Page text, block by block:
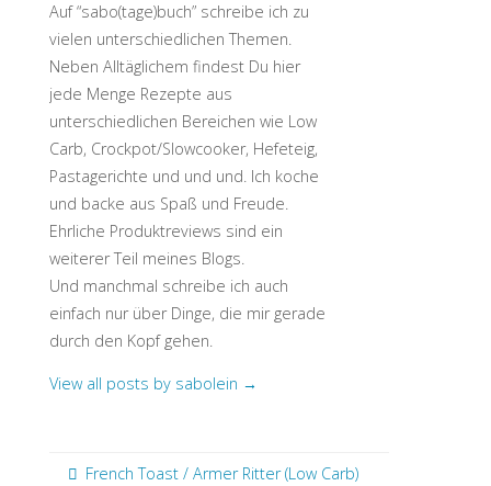
Auf “sabo(tage)buch” schreibe ich zu
vielen unterschiedlichen Themen.
Neben Alltäglichem findest Du hier
jede Menge Rezepte aus
unterschiedlichen Bereichen wie Low
Carb, Crockpot/Slowcooker, Hefeteig,
Pastagerichte und und und. Ich koche
und backe aus Spaß und Freude.
Ehrliche Produktreviews sind ein
weiterer Teil meines Blogs.
Und manchmal schreibe ich auch
einfach nur über Dinge, die mir gerade
durch den Kopf gehen.
View all posts by sabolein →
French Toast / Armer Ritter (Low Carb)